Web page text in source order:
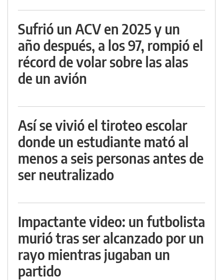
Sufrió un ACV en 2025 y un
año después, a los 97, rompió el
récord de volar sobre las alas
de un avión
Así se vivió el tiroteo escolar
donde un estudiante mató al
menos a seis personas antes de
ser neutralizado
Impactante video: un futbolista
murió tras ser alcanzado por un
rayo mientras jugaban un
partido